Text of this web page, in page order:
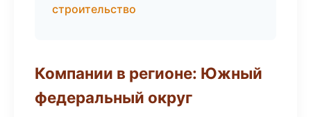
строительство
Компании в регионе: Южный
федеральный округ